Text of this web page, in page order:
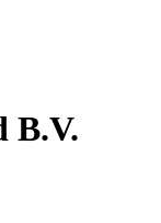
B.V.